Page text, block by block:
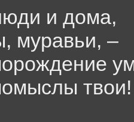
и дома,
муравьи, –
твои!